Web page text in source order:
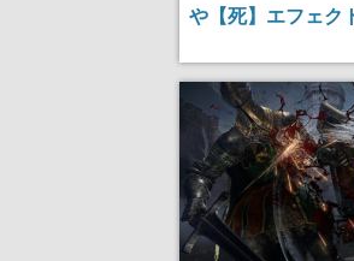
や【死】エフェク